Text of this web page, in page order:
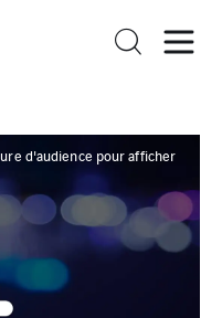
d'audience pour afficher